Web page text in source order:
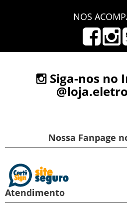
NOS
Siga-nos no
Nossa Fanpage
Atendimento